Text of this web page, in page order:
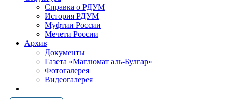
Справка о РДУМ
История РДУМ
Муфтии России
Мечети России
Архив
Документы
Газета «Маглюмат аль-Булгар»
Фотогалерея
Видеогалерея